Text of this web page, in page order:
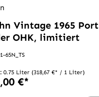
Vintage 1965 Port
OHK, limitiert
65N_TS
0.75 Liter (318,67 €* / 1 Liter)
Lieferzeit: 1-3 Tage
€*